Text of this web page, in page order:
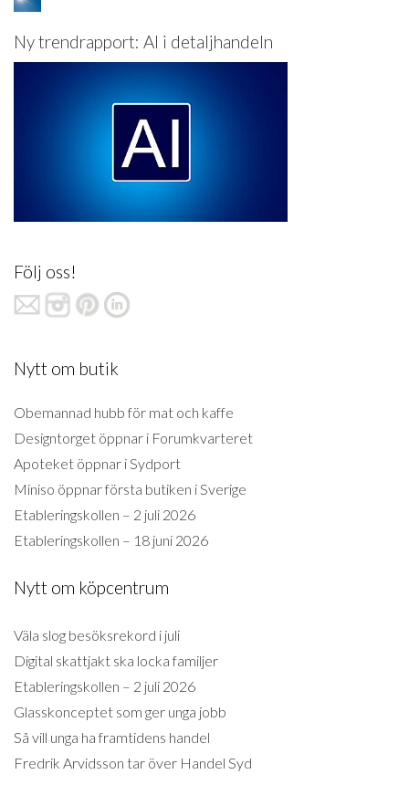
Ny trendrapport: AI i detaljhandeln
Följ oss!
Nytt om butik
Obemannad hubb för mat och kaffe
Designtorget öppnar i Forumkvarteret
Apoteket öppnar i Sydport
Miniso öppnar första butiken i Sverige
Etableringskollen – 2 juli 2026
Etableringskollen – 18 juni 2026
Nytt om köpcentrum
Väla slog besöksrekord i juli
Digital skattjakt ska locka familjer
Etableringskollen – 2 juli 2026
Glasskonceptet som ger unga jobb
Så vill unga ha framtidens handel
Fredrik Arvidsson tar över Handel Syd